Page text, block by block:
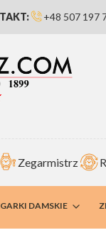
+48 507 197
Zegarmistrz
DAMSKIE